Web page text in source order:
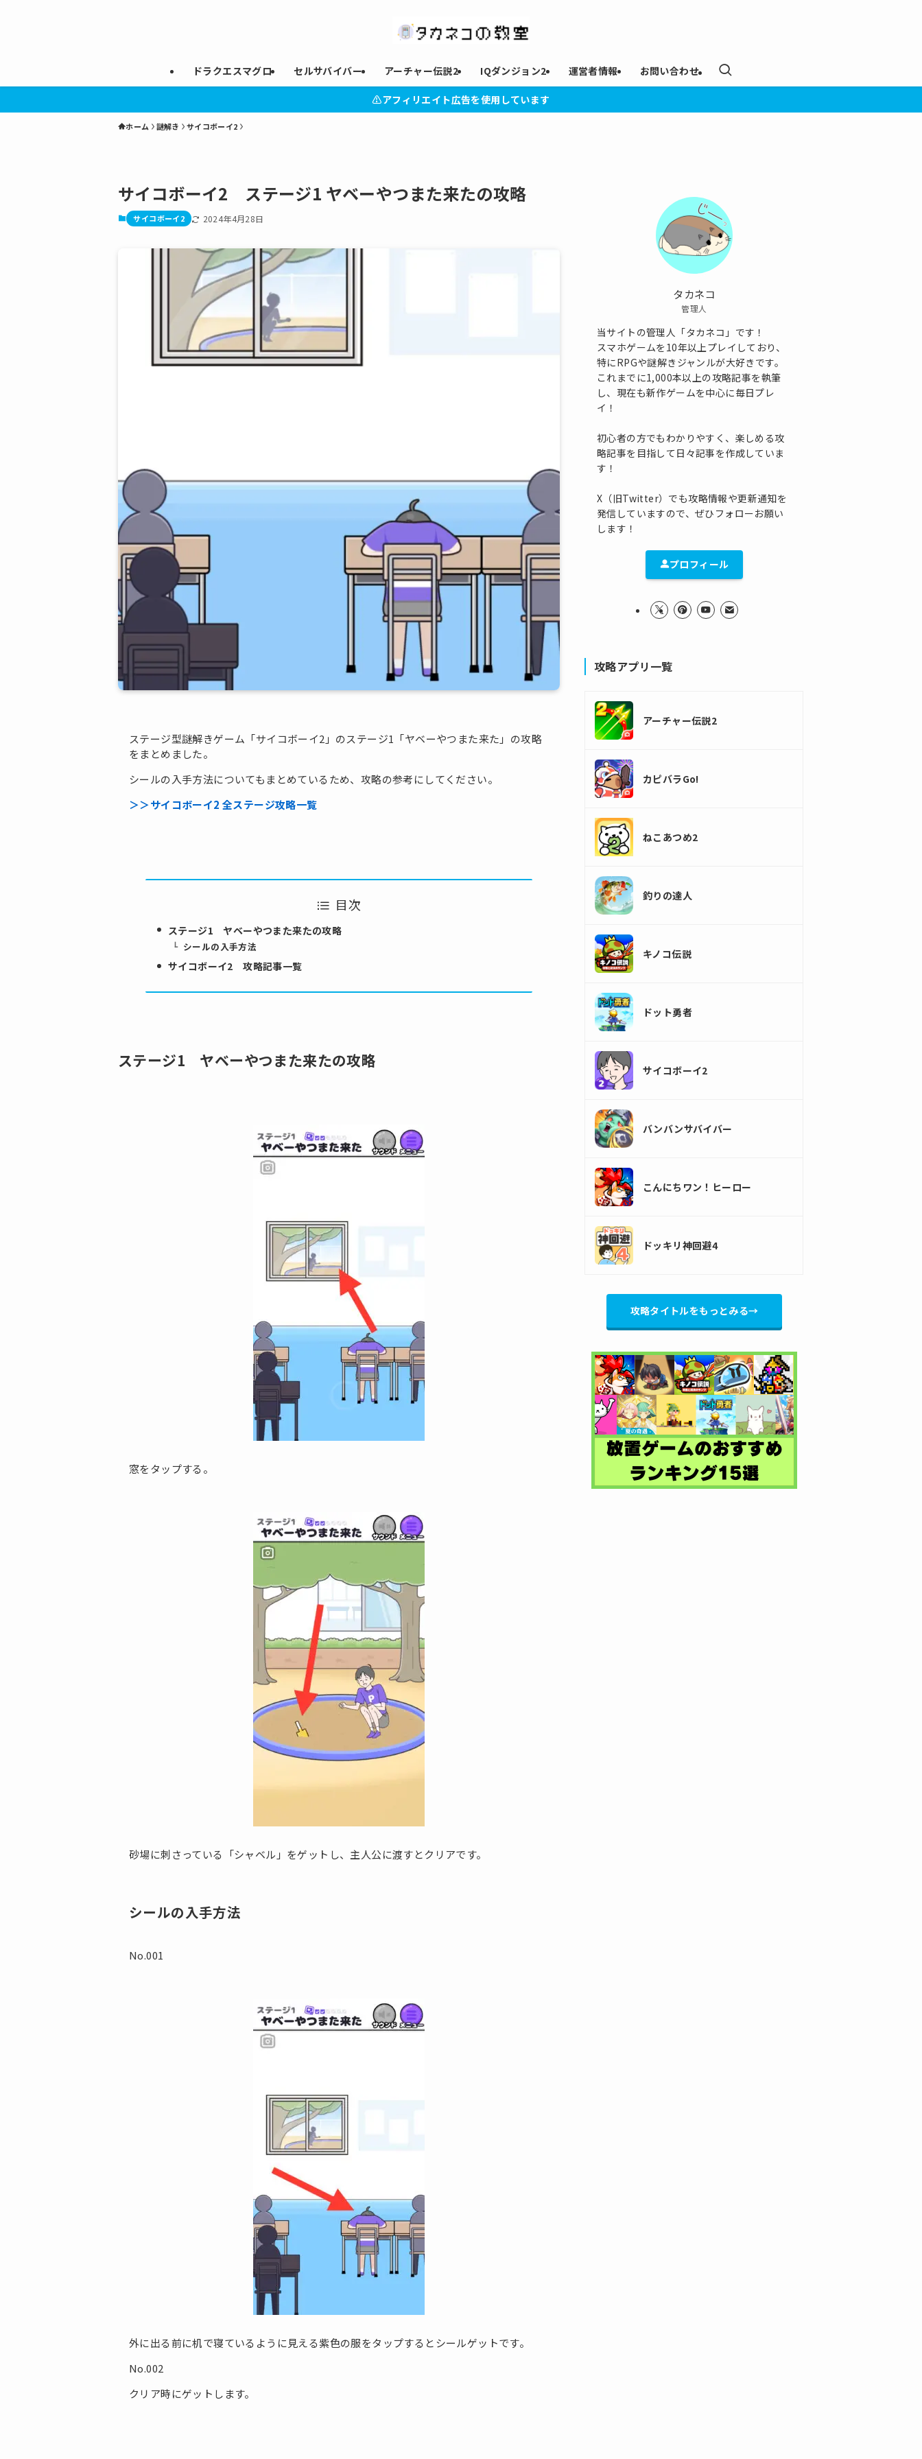
ドラクエスマグロ セルサバイバー アーチャー伝説2 IQダンジョン2 運営者情報 お問い合わせ
⚠︎アフィリエイト広告を使用しています
ホーム 謎解き サイコボーイ2
サイコボーイ2 ステージ1 ヤベーやつまた来たの攻略
サイコボーイ2 2024年4月28日
ステージ型謎解きゲーム「サイコボーイ2」のステージ1「ヤベーやつまた来た」の攻略
をまとめました。
シールの入手方法についてもまとめているため、攻略の参考にしてください。
＞＞サイコボーイ2 全ステージ攻略一覧
目次
ステージ1 ヤベーやつまた来たの攻略
シールの入手方法
サイコボーイ2 攻略記事一覧
ステージ1 ヤベーやつまた来たの攻略
窓をタップする。
砂場に刺さっている「シャベル」をゲットし、主人公に渡すとクリアです。
シールの入手方法
No.001
外に出る前に机で寝ているように見える紫色の服をタップするとシールゲットです。
No.002
クリア時にゲットします。
タカネコ
管理人
当サイトの管理人「タカネコ」です！
スマホゲームを10年以上プレイしており、
特にRPGや謎解きジャンルが大好きです。
これまでに1,000本以上の攻略記事を執筆
し、現在も新作ゲームを中心に毎日プレ
イ！
初心者の方でもわかりやすく、楽しめる攻
略記事を目指して日々記事を作成していま
す！
X（旧Twitter）でも攻略情報や更新通知を
発信していますので、ぜひフォローお願い
します！
プロフィール
攻略アプリ一覧
アーチャー伝説2
カピバラGo!
ねこあつめ2
釣りの達人
キノコ伝説
ドット勇者
サイコボーイ2
バンバンサバイバー
こんにちワン！ヒーロー
ドッキリ神回避4
攻略タイトルをもっとみる→